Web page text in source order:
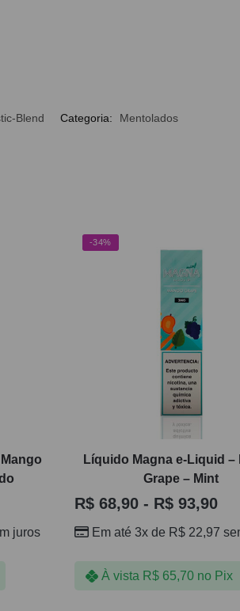
Blend Categoria: Mentolados
juros
-34%
Líquido Magna e-Liquid –
Grape – Mint
R$68,90 - R$93,90
Em até 3x de R$22,97
À vista R$65,70 no Pix